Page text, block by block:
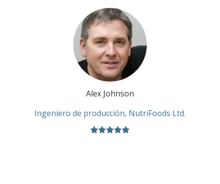
Alex Johnson
Ingeniero de producción, NutriFoods Ltd.